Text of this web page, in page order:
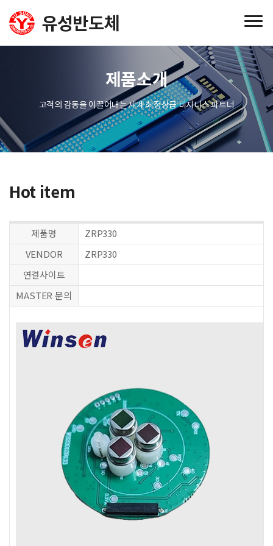
제품소개
고객의 감동을 이끌어내는 세계 최정상급 비지니스 파트너
Hot item
제품명
ZRP330
VENDOR
ZRP330
연결사이트
MASTER 문의